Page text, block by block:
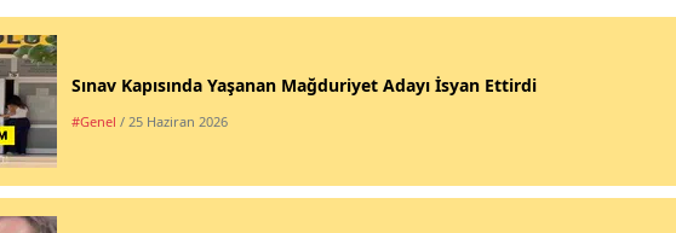
Sınav Kapısında Yaşanan Mağduriyet Adayı İsyan Ettirdi
#Genel / 25 Haziran 2026